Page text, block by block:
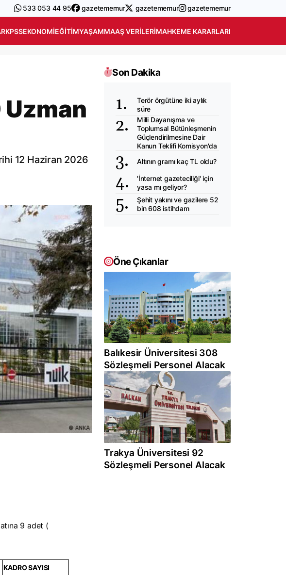
533 053 44 95 gazetememur gazetememur gazetememur
KPSSEKONOMIEĞITIMYAŞAMMAAŞ VERILERIMAHKEME KARARLARI
12 Haziran 2026
9 adet (
KADRO SAYISI
Son Dakika
Terör örgütüne iki aylık
süre
Milli Dayanışma ve
Toplumsal Bütünleşmenin
Güçlendirilmesine Dair
Kanun Teklifi Komisyon'da
Altının gramı kaç TL oldu?
'İnternet gazeteciliği' için
yasa mı geliyor?
Şehit yakını ve gazilere 52
bin 608 istihdam
Öne Çıkanlar
Balıkesir Üniversitesi 308
Sözleşmeli Personel Alacak
Trakya Üniversitesi 92
Sözleşmeli Personel Alacak